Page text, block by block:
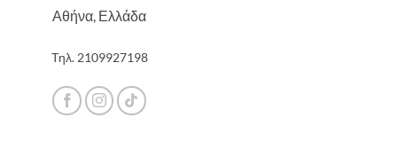
Αθήνα, Ελλάδα
Τηλ. 2109927198